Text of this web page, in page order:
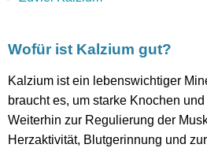
Wofür ist Kalzium gut?
Kalzium ist ein lebenswichtiger
braucht es, um starke Knochen
Weiterhin zur Regulierung der
Herzaktivität, Blutgerinnung und